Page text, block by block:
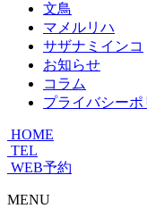
文鳥
マメルリハ
サザナミインコ
お知らせ
コラム
プライバシーポ
HOME
TEL
WEB予約
MENU